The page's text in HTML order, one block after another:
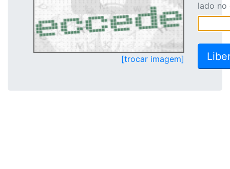
[trocar imagem]
lado no